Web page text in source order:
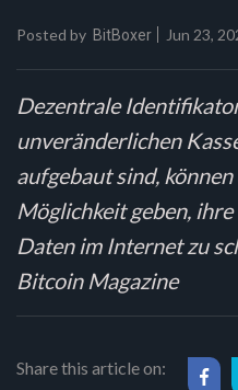
Posted by BitBoxer Jun 23,
Dezentrale
unveränderlichen
aufgebaut sind,
Möglichkeit geben,
Daten im Internet zu
Bitcoin Magazine
Share this article on: